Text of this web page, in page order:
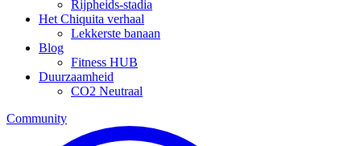
Rijpheids-stadia
Het Chiquita verhaal
Lekkerste banaan
Blog
Fitness HUB
Duurzaamheid
CO2 Neutraal
Community